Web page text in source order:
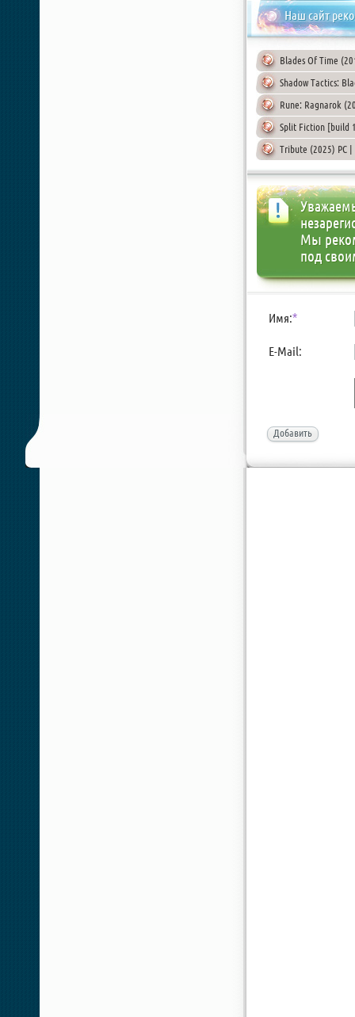
Наш сайт
Blades Of Time
Shadow Tactics:
Rune: Ragnarok
Split Fiction [build
Tribute (2025) PC |
Мы
под
Имя:*
E-Mail:
Добавить